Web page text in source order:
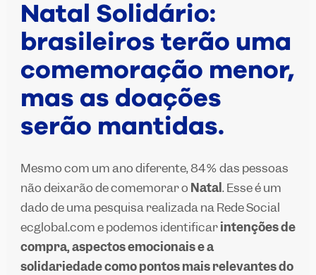
Natal Solidário:
brasileiros terão uma
comemoração menor,
mas as doações
serão mantidas.
Mesmo com um ano diferente, 84% das pessoas
não deixarão de comemorar o Natal. Esse é um
dado de uma pesquisa realizada na Rede Social
ecglobal.com e podemos identificarintenções de
compra, aspectos emocionais e a
solidariedade como pontos mais relevantes do